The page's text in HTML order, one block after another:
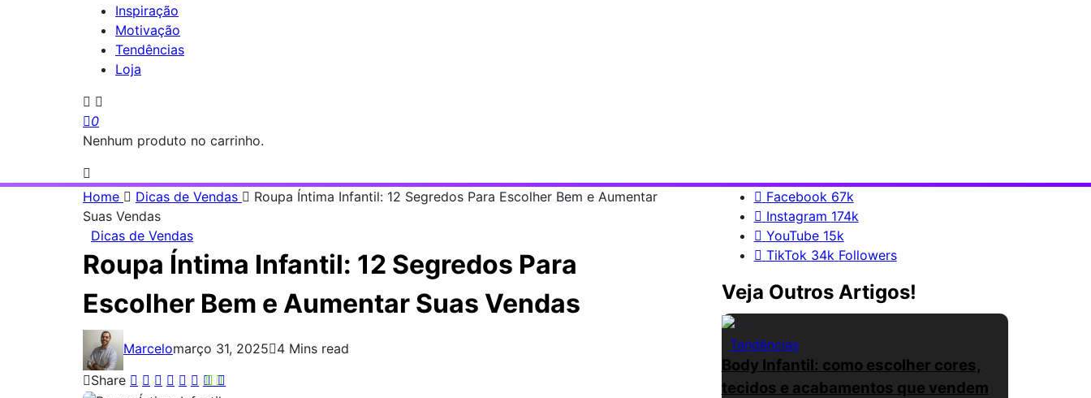
Inspiração
Motivação
Tendências
Loja
0
Nenhum produto no carrinho.
Home Dicas de Vendas
Roupa Íntima Infantil: 12 Segredos Para Escolher Bem e Aumentar
Suas Vendas
Dicas de Vendas
Roupa Íntima Infantil: 12 Segredos Para
Escolher Bem e Aumentar Suas Vendas
Marcelomarço 31, 2025 4 Mins read
Share
Facebook 67k
Instagram 174k
YouTube 15k
TikTok 34k Followers
Veja Outros Artigos!
Tendências
Body Infantil: como escolher cores,
tecidos e acabamentos que vendem